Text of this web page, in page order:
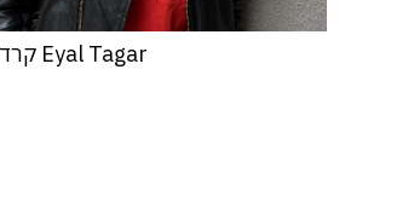
Eyal Tagar קרדיט צילום